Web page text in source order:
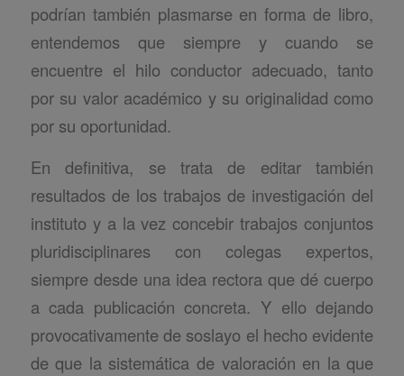
podrían también plasmarse en forma de libro,
entendemos que siempre y cuando se
encuentre el hilo conductor adecuado, tanto
por su valor académico y su originalidad como
por su oportunidad.
En definitiva, se trata de editar también
resultados de los trabajos de investigación del
instituto y a la vez concebir trabajos conjuntos
pluridisciplinares con colegas expertos,
siempre desde una idea rectora que dé cuerpo
a cada publicación concreta. Y ello dejando
provocativamente de soslayo el hecho evidente
de que la sistemática de valoración en la que